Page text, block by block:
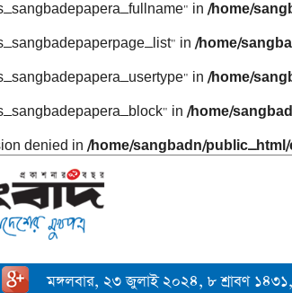
in /home/
in /home/
in /home/
in /home/
denied in /home/sangbadn/
মঙ্গলবার, ২৩ জুলাই ২০২৪, ৮ শ্রাবণ